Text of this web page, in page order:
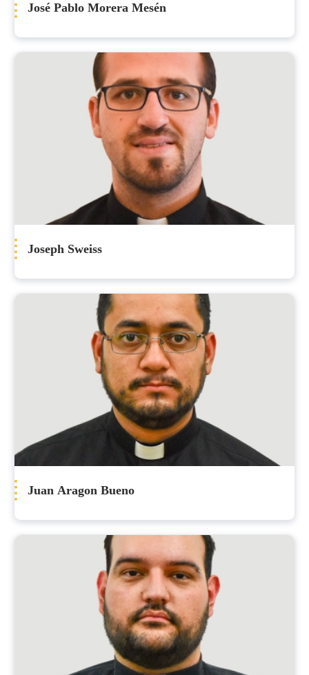
José Pablo Morera Mesén
Joseph Sweiss
Juan Aragon Bueno